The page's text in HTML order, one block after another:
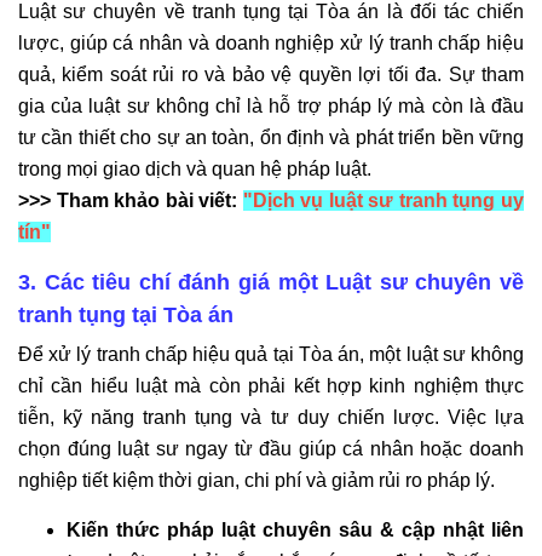
Luật sư chuyên về tranh tụng tại Tòa án là đối tác chiến
lược, giúp cá nhân và doanh nghiệp xử lý tranh chấp hiệu
quả, kiểm soát rủi ro và bảo vệ quyền lợi tối đa. Sự tham
gia của luật sư không chỉ là hỗ trợ pháp lý mà còn là đầu
tư cần thiết cho sự an toàn, ổn định và phát triển bền vững
trong mọi giao dịch và quan hệ pháp luật.
>>> Tham khảo bài viết: "Dịch vụ luật sư tranh tụng uy
tín"
3. Các tiêu chí đánh giá một Luật sư chuyên về
tranh tụng tại Tòa án
Để xử lý tranh chấp hiệu quả tại Tòa án, một luật sư không
chỉ cần hiểu luật mà còn phải kết hợp kinh nghiệm thực
tiễn, kỹ năng tranh tụng và tư duy chiến lược. Việc lựa
chọn đúng luật sư ngay từ đầu giúp cá nhân hoặc doanh
nghiệp tiết kiệm thời gian, chi phí và giảm rủi ro pháp lý.
Kiến thức pháp luật chuyên sâu & cập nhật liên